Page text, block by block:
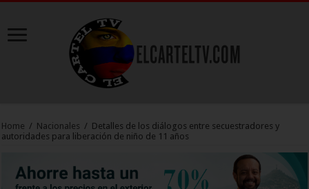
Home / Nacionales / Detalles de los diálogos entre secuestradores y
autoridades para liberación de niño de 11 años